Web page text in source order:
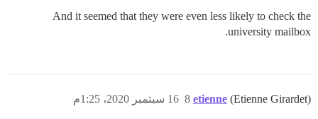
And it seemed that they were even less likely to check the
university mailbox.
etienne (Etienne Girardet) 16 سبتمبر 2020، 1:25م 8